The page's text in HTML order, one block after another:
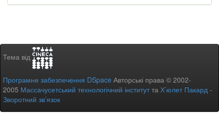
Тема від
Програмне забезпечення DSpace Авторські права © 2002-
2005 Массачусетський технологічний інститутта Х’юлет Пакард -
Зворотний зв’язок